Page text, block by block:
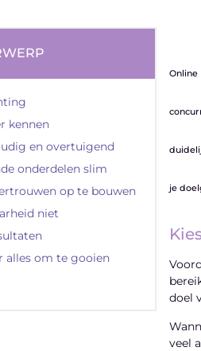
je
doel
veel
kennen
en overtuigend
onderdelen slim
op te bouwen
niet
alles om te gooien